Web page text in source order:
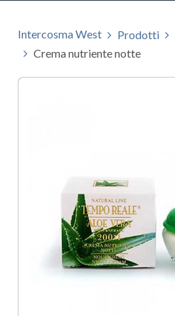
Intercosma West Prodotti
Crema nutriente notte